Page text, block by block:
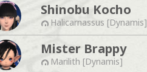
Shinobu Kocho
Halicarnassus [Dynamis]
Mister Brappy
Marilith [Dynamis]